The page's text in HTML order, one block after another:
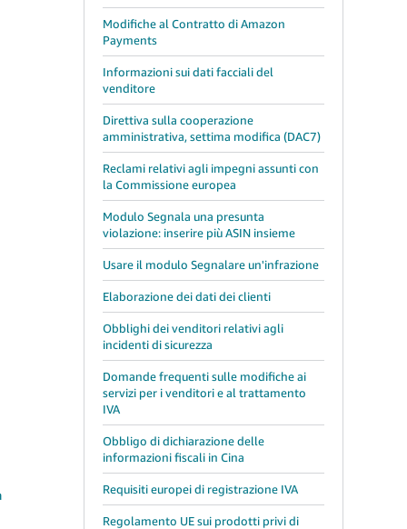
Modifiche al Contratto di Amazon
Payments
Informazioni sui dati facciali del
venditore
Direttiva sulla cooperazione
amministrativa, settima modifica (DAC7)
Reclami relativi agli impegni assunti con
la Commissione europea
Modulo Segnala una presunta
violazione: inserire più ASIN insieme
Usare il modulo Segnalare un'infrazione
Elaborazione dei dati dei clienti
Obblighi dei venditori relativi agli
incidenti di sicurezza
Domande frequenti sulle modifiche ai
servizi per i venditori e al trattamento
IVA
Obbligo di dichiarazione delle
informazioni fiscali in Cina
Requisiti europei di registrazione IVA
Regolamento UE sui prodotti privi di